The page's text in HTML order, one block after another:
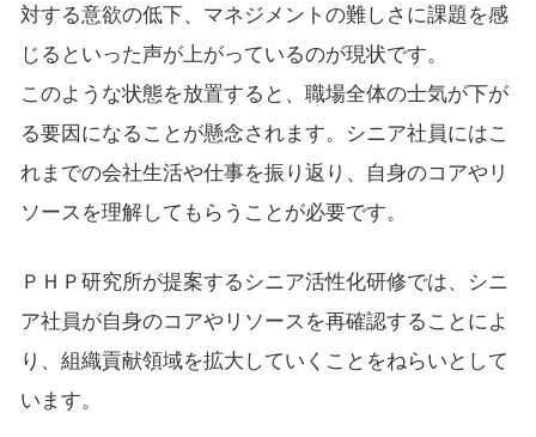
対する意欲の低下、マネジメントの難しさに課題を感
じるといった声が上がっているのが現状です。
このような状態を放置すると、職場全体の士気が下が
る要因になることが懸念されます。シニア社員にはこ
れまでの会社生活や仕事を振り返り、自身のコアやリ
ソースを理解してもらうことが必要です。
ＰＨＰ研究所が提案するシニア活性化研修では、シニ
ア社員が自身のコアやリソースを再確認することによ
り、組織貢献領域を拡大していくことをねらいとして
います。